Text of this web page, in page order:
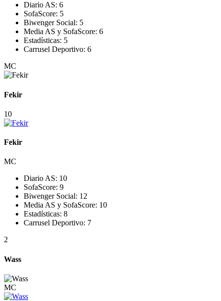
Diario AS: 6
SofaScore: 5
Biwenger Social: 5
Media AS y SofaScore: 6
Estadísticas: 5
Carrusel Deportivo: 6
MC
Fekir
10
Fekir
MC
Diario AS: 10
SofaScore: 9
Biwenger Social: 12
Media AS y SofaScore: 10
Estadísticas: 8
Carrusel Deportivo: 7
2
Wass
MC